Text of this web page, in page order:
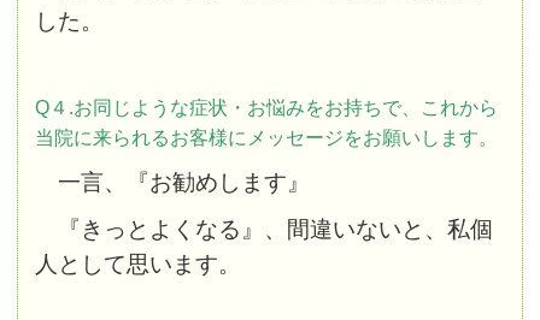
した。
Q４.お同じような症状・お悩みをお持ちで、これから
当院に来られるお客様にメッセージをお願いします。
一言、『お勧めします』
『きっとよくなる』、間違いないと、私個
人として思います。